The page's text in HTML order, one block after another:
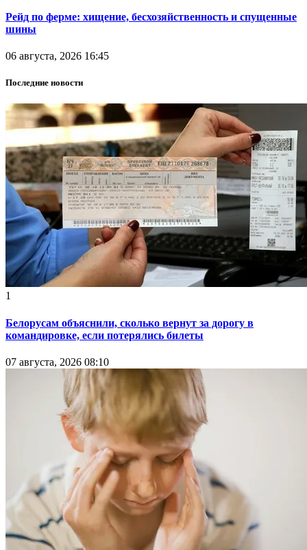
Рейд по ферме: хищение, бесхозяйственность и спущенные
шины
06 августа, 2026 16:45
Последние новости
1
Белорусам объяснили, сколько вернут за дорогу в
командировке, если потерялись билеты
07 августа, 2026 08:10